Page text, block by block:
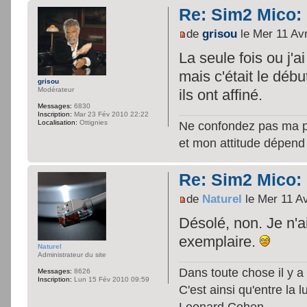
Re: Sim2
degrisou le Mer 11
La seule fois ou
mais c'était le
ils ont affiné.
Ne confondez pas ma
et mon attitude
grisou
Modérateur
Messages: 6830
Inscription: Mar 23 Fév 2010 22:22
Localisation: Ottignies
Re: Sim2
de Naturel le Mer 11
Désolé, non. Je
exemplaire.
Dans toute chose il y
C'est ainsi qu'entre la
Naturel
Administrateur du site
Messages: 8626
Inscription: Lun 15 Fév 2010 09:59